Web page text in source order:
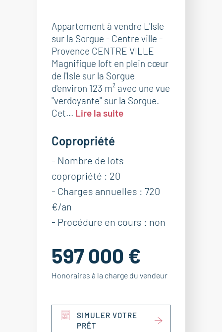
Appartement à vendre L'Isle
sur la Sorgue - Centre ville -
Provence CENTRE VILLE
Magnifique loft en plein cœur
de l'Isle sur la Sorgue
d'environ 123 m² avec une vue
"verdoyante" sur la Sorgue.
Cet... Lire la suite
Copropriété
- Nombre de lots
copropriété : 20
- Charges annuelles : 720
€/an
- Procédure en cours : non
597 000 €
Honoraires à la charge du vendeur
SIMULER VOTRE
PRÊT